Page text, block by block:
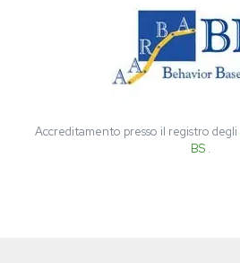
Accreditamento presso il registro degli
BS .